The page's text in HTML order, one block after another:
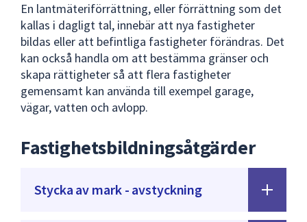
En lantmäteriförrättning, eller förrättning som det
kallas i dagligt tal, innebär att nya fastigheter
bildas eller att befintliga fastigheter förändras. Det
kan också handla om att bestämma gränser och
skapa rättigheter så att flera fastigheter
gemensamt kan använda till exempel garage,
vägar, vatten och avlopp.
Fastighetsbildningsåtgärder
Stycka av mark - avstyckning